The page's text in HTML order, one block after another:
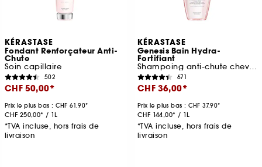
KÉRASTASE
Fondant Renforçateur Anti-
Chute
Soin capillaire
502
CHF 50,00
Prix le plus bas : CHF 61,90
CHF 250,00 / 1L
*TVA incluse, hors frais de
livraison
KÉRASTASE
Genesis Bain Hydra-
Fortifiant
Shampoing anti-chute cheveux fins
671
CHF 36,00
Prix le plus bas : CHF 37,90
CHF 144,00 / 1L
*TVA incluse, hors frais de
livraison